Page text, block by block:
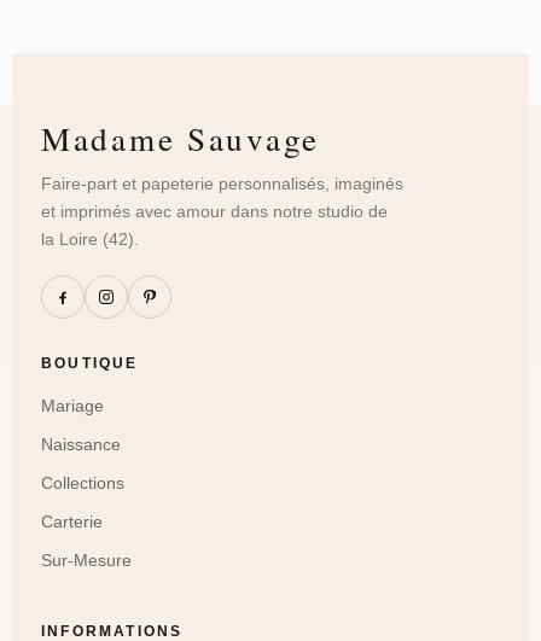
Madame Sauvage
Faire-part et papeterie personnalisés, imaginés
et imprimés avec amour dans notre studio de
la Loire (42).
BOUTIQUE
Mariage
Naissance
Collections
Carterie
Sur-Mesure
INFORMATIONS